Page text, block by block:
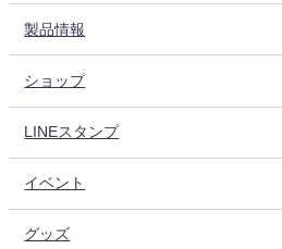
製品情報
ショップ
LINEスタンプ
イベント
グッズ